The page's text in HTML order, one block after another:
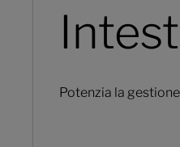
Potenzia la